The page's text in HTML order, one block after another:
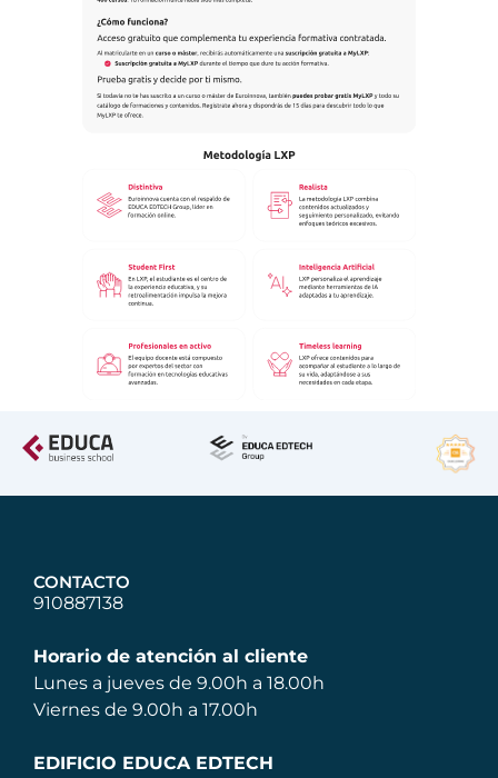
CONTACTO
910887138
Horario de atención al cliente
Lunes a jueves de 9.00h a 18.00h
Viernes de 9.00h a 17.00h
EDIFICIO EDUCA EDTECH